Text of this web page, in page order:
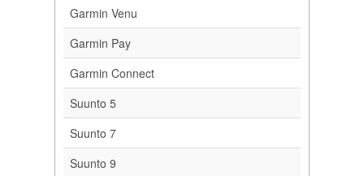
Garmin Venu
Garmin Pay
Garmin Connect
Suunto 5
Suunto 7
Suunto 9